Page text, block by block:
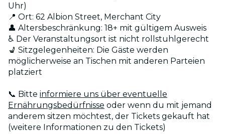
Uhr)
📍 Ort: 62 Albion Street, Merchant City
👤 Altersbeschränkung: 18+ mit gültigem Ausweis
♿ Der Veranstaltungsort ist nicht rollstuhlgerecht
💺 Sitzgelegenheiten: Die Gäste werden
möglicherweise an Tischen mit anderen Parteien
platziert
📞 Bitte informiere uns über eventuelle
Ernährungsbedürfnisse oder wenn du mit jemand
anderem sitzen möchtest, der Tickets gekauft hat
(weitere Informationen zu den Tickets)